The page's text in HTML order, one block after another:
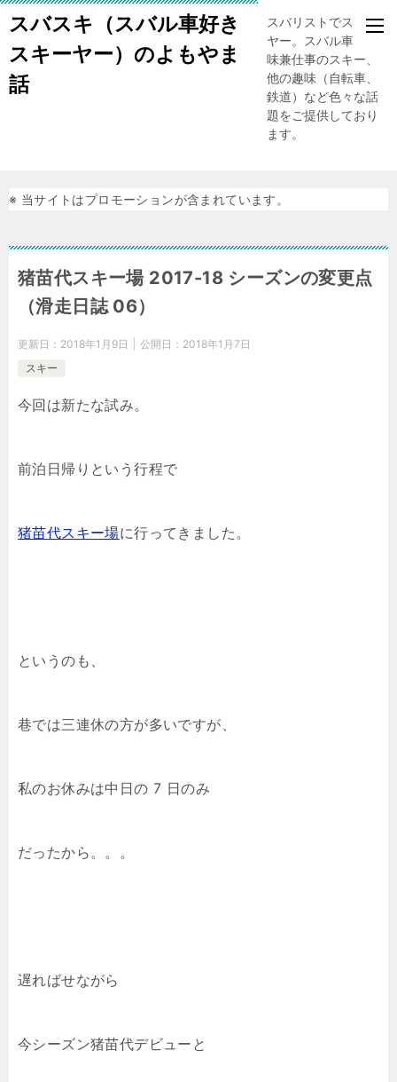
スバスキ（スバル車好き
スキーヤー）のよもやま
話
スバリストでスキー
ヤー。スバル車、趣
味兼仕事のスキー、
他の趣味（自転車、
鉄道）など色々な話
題をご提供しており
ます。
※ 当サイトはプロモーションが含まれています。
猪苗代スキー場 2017-18 シーズンの変更点
（滑走日誌 06）
更新日： 2018年1月9日 公開日： 2018年1月7日
スキー
今回は新たな試み。
前泊日帰りという行程で
猪苗代スキー場に行ってきました。
というのも、
巷では三連休の方が多いですが、
私のお休みは中日の 7 日のみ
だったから。。。
遅ればせながら
今シーズン猪苗代デビューと